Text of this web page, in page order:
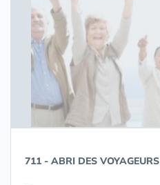
711 - ABRI DES VOYAGEURS